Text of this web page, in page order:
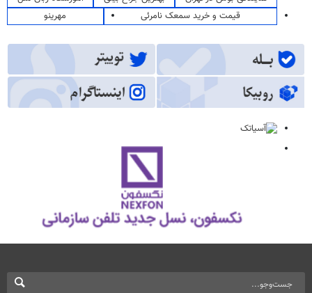
قیمت و خرید سمعک نامرئی
مهرینو